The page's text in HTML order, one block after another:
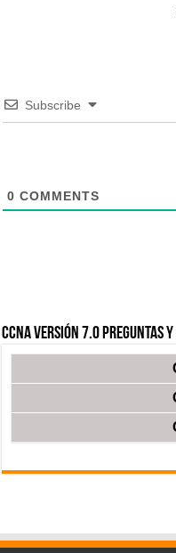
Subscribe
0 COMMENTS
CCNA Versión 7.0 Preguntas